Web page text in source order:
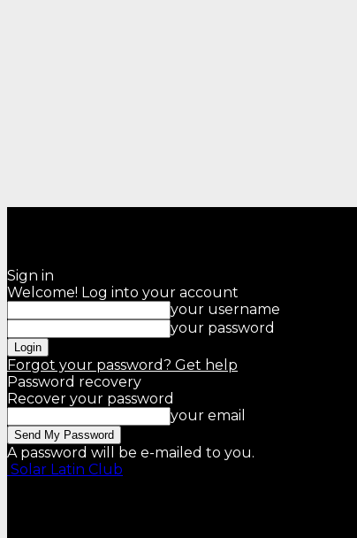
Sign in
Welcome! Log into your account
your username
your password
Forgot your password? Get help
Password recovery
Recover your password
your email
A password will be e-mailed to you.
Solar Latin Club